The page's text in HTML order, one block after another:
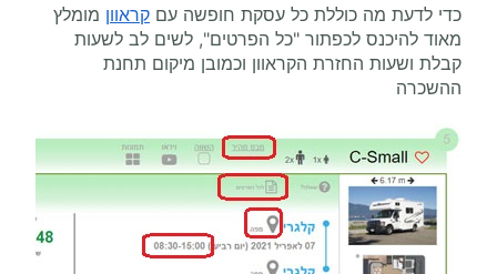
כדי לדעת מה כוללת כל עסקת חופשה עם קראוון מומלץ
מאוד להיכנס לכפתור "כל הפרטים", לשים לב לשעות
קבלת ושעות החזרת הקראוון וכמובן מיקום תחנת
ההשכרה